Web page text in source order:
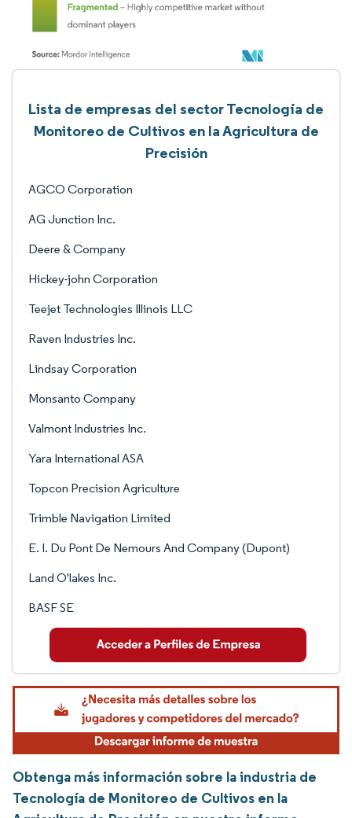
Lista de empresas del sector Tecnología de
Monitoreo de Cultivos en la Agricultura de
Precisión
AGCO Corporation
AG Junction Inc.
Deere & Company
Hickey-john Corporation
Teejet Technologies Illinois LLC
Raven Industries Inc.
Lindsay Corporation
Monsanto Company
Valmont Industries Inc.
Yara International ASA
Topcon Precision Agriculture
Trimble Navigation Limited
E. I. Du Pont De Nemours And Company (Dupont)
Land O'lakes Inc.
BASF SE
Obtenga más información sobre la industria de
Tecnología de Monitoreo de Cultivos en la